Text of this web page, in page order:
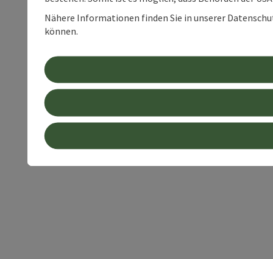
Nähere Informationen finden Sie in unserer
können.